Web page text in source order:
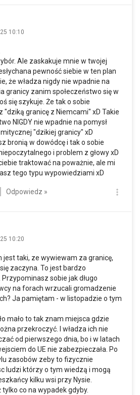
10:10
Ale zaskakuje mnie w twojej
pewność siebie w ten plan
że władza nigdy nie wpadnie na
granicy zanim społeczeństwo się w
się szykuje. Że tak o sobie
granicę z Niemcami" xD Takie
NIGDY nie wpadnie na pomysł
"dzikiej granicy" xD
bronią w dowódcę i tak o sobie
i problem z głowy xD
traktować na poważnie, ale mi
tego typu wypowiedziami xD
Odpowiedz »
10:20
jest taki, ze wywiewam za granicę,
zaczyna. To jest bardzo
sobie jak długo
na forach wrzucali gromadzenie
Ja pamiętam - w listopadzie o tym
mało to tak znam miejsca gdzie
przekroczyć. I władza ich nie
od pierwszego dnia, bo i w latach
do UE nie zabezpieczała. Po
zasobów zeby to fizycznie
ludzi którzy o tym wiedzą i mogą
kilku wsi przy Nysie.
tylko co na wypadek gdyby.